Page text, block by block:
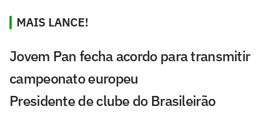
MAIS LANCE!
Jovem Pan fecha acordo para transmitir
campeonato europeu
Presidente de clube do Brasileirão